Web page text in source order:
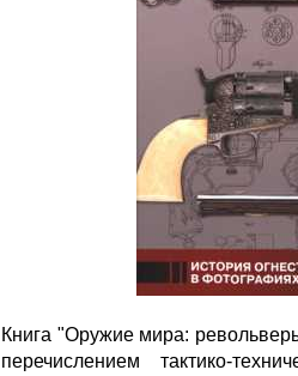
Книга "Оружие мира:
перечислением тактико-